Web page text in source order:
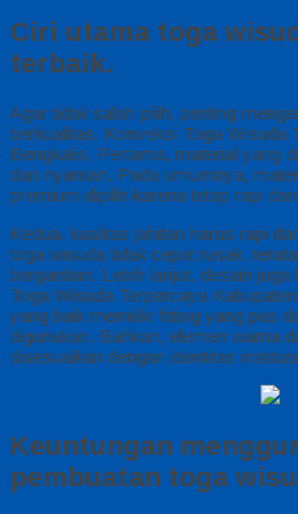
Ciri utama toga
terbaik.
Agar tidak salah pilih, penting
berkualitas. Konveksi Toga Wisuda
Bengkalis, Pertama, material yang
dan nyaman. Pada umumnya,
premium dipilih karena tetap rapi
Kedua, kualitas jahitan harus rapi
toga wisuda tidak cepat rusak,
bergantian. Lebih lanjut, desain
Toga Wisuda Terpercaya
yang baik memiliki fitting yang pas
digunakan. Bahkan, elemen warna
disesuaikan dengan identitas
Keuntungan
pembuatan toga